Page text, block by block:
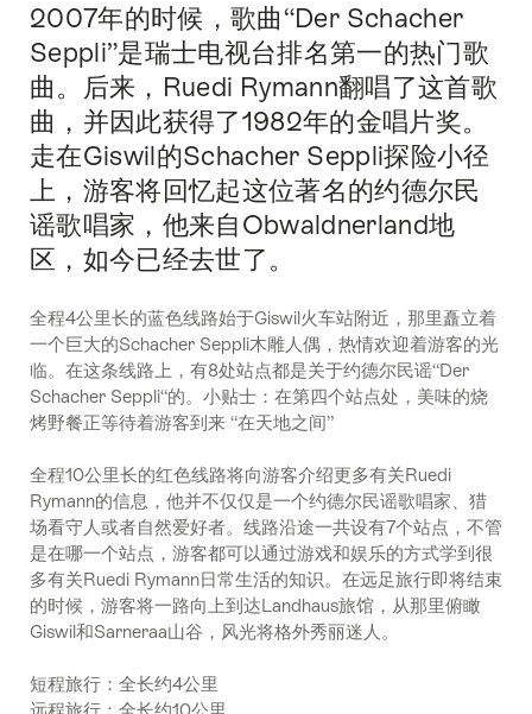
信
息
地
图
信
息
联
系
方
式
简
介
2007年的时候，歌曲“Der Schacher
Seppli”是瑞士电视台排名第一的热门歌
曲。后来，Ruedi Rymann翻唱了这首歌
曲，并因此获得了1982年的金唱片奖。
走在Giswil的Schacher Seppli探险小径
上，游客将回忆起这位著名的约德尔民
谣歌唱家，他来自Obwaldnerland地
区，如今已经去世了。
全程4公里长的蓝色线路始于Giswil火车站附近，那里矗立着
一个巨大的Schacher Seppli木雕人偶，热情欢迎着游客的光
临。在这条线路上，有8处站点都是关于约德尔民谣“Der
Schacher Seppli“的。小贴士：在第四个站点处，美味的烧
烤野餐正等待着游客到来 “在天地之间”
全程10公里长的红色线路将向游客介绍更多有关Ruedi
Rymann的信息，他并不仅仅是一个约德尔民谣歌唱家、猎
场看守人或者自然爱好者。线路沿途一共设有7个站点，不管
是在哪一个站点，游客都可以通过游戏和娱乐的方式学到很
多有关Ruedi Rymann日常生活的知识。在远足旅行即将结束
的时候，游客将一路向上到达Landhaus旅馆，从那里俯瞰
Giswil和Sarneraa山谷，风光将格外秀丽迷人。
短程旅行：全长约4公里
远程旅行：全长约10公里